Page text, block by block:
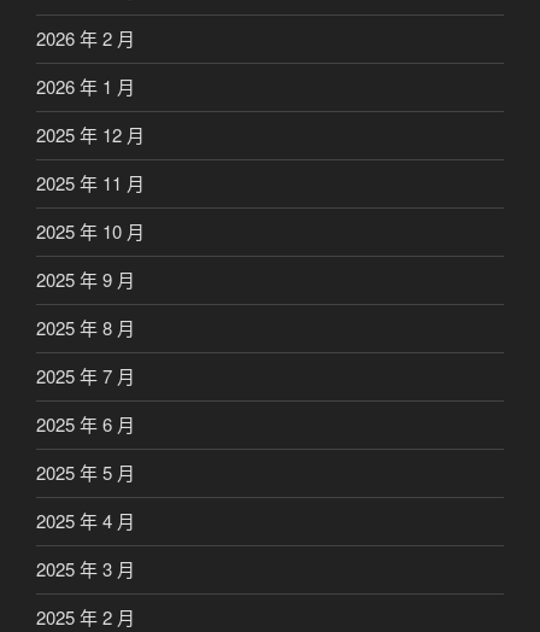
2026 年 2 月
2026 年 1 月
2025 年 12 月
2025 年 11 月
2025 年 10 月
2025 年 9 月
2025 年 8 月
2025 年 7 月
2025 年 6 月
2025 年 5 月
2025 年 4 月
2025 年 3 月
2025 年 2 月